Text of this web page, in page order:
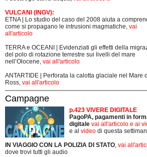
VULCANI (INGV):
ETNA | Lo studio del caso del 2008 aiuta a
come si propagano le intrusioni magmatiche, vai
all'articolo
TERRA e OCEANI | Evidenziati gli effetti della
del polo di rotazione terrestre sui livelli del mare
nell’Olocene, vai all'articolo
ANTARTIDE | Perforata la calotta glaciale nel Mare
Ross, vai all'articolo
Campagne
p.423 VIVERE DIGITALE
PagoPA, pagamenti in
digitale vai all'articolo e ai
e al video di questa
IN VIAGGIO CON LA POLIZIA DI STATO, vai
dove trovi tutti gli audio